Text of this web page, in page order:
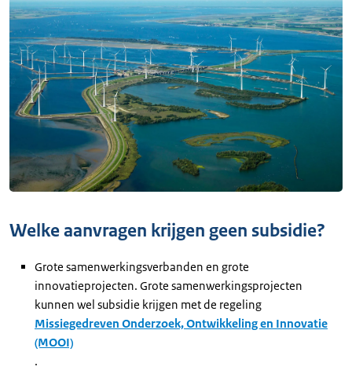
Welke aanvragen krijgen geen subsidie?
Grote samenwerkingsverbanden en grote
innovatieprojecten. Grote samenwerkingsprojecten
kunnen wel subsidie krijgen met de regeling
Missiegedreven Onderzoek, Ontwikkeling en Innovatie
(MOOI)
.